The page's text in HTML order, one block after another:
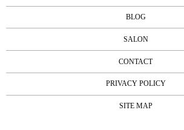
BLOG
SALON
CONTACT
PRIVACY POLICY
SITE MAP